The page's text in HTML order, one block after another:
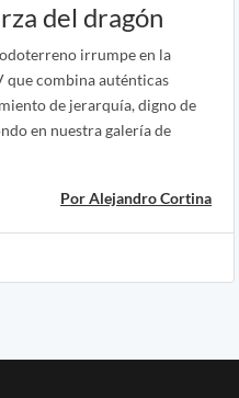
del dragón
irrumpe en la
que combina auténticas
de jerarquía, digno de
en nuestra galería de
Por Alejandro Cortina